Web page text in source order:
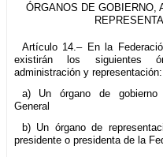
ÓRGANOS DE GOBIERNO,
Artículo 14.– En la
existirán los siguientes
administración y representación:
a) Un órgano de gobierno
General
b) Un órgano de
presidente o presidenta de la